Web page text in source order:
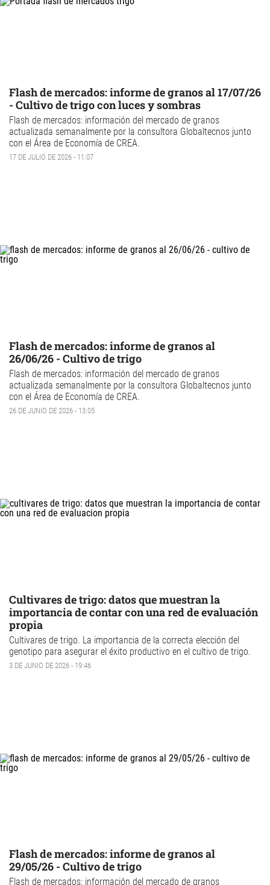
Flash de mercados: informe de granos al 17/07/26
- Cultivo de trigo con luces y sombras
Flash de mercados: información del mercado de granos
actualizada semanalmente por la consultora Globaltecnos junto
con el Área de Economía de CREA.
17 DE JULIO DE 2026 - 11:07
Flash de mercados: informe de granos al
26/06/26 - Cultivo de trigo
Flash de mercados: información del mercado de granos
actualizada semanalmente por la consultora Globaltecnos junto
con el Área de Economía de CREA.
26 DE JUNIO DE 2026 - 13:05
Cultivares de trigo: datos que muestran la
importancia de contar con una red de evaluación
propia
Cultivares de trigo. La importancia de la correcta elección del
genotipo para asegurar el éxito productivo en el cultivo de trigo.
3 DE JUNIO DE 2026 - 19:46
Flash de mercados: informe de granos al
29/05/26 - Cultivo de trigo
Flash de mercados: información del mercado de granos